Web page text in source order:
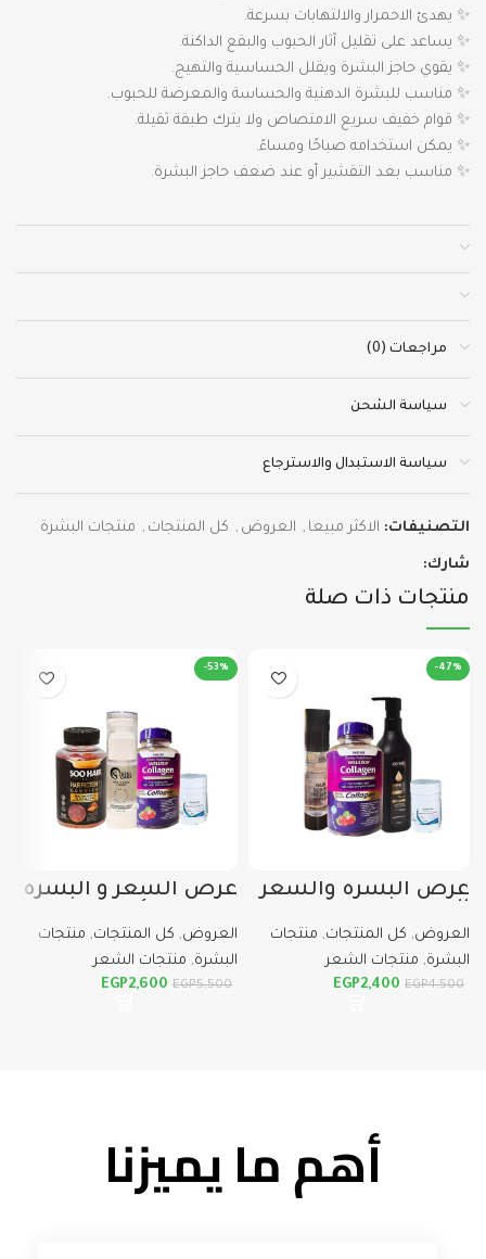
✨ يهدئ الاحمرار والالتهابات بسرعة.
✨ يساعد على تقليل آثار الحبوب والبقع الداكنة.
✨ يقوي حاجز البشرة ويقلل الحساسية والتهيج.
✨ مناسب للبشرة الدهنية والحساسة والمعرضة للحبوب.
✨ قوام خفيف سريع الامتصاص ولا يترك طبقة ثقيلة.
✨ يمكن استخدامه صباحًا ومساءً.
✨ مناسب بعد التقشير أو عند ضعف حاجز البشرة.
مراجعات (0)
سياسة الشحن
سياسة الاستبدال والاسترجاع
التصنيفات: الاكثر مبيعا , العروض , كل المنتجات , منتجات البشرة
شارك:
منتجات ذات صلة
-47%
عرض البشره والشعر
العروض, كل المنتجات, منتجات
البشرة, منتجات الشعر
EGP4,500
EGP2,400
-53%
عرض الشعر و البشره
العروض, كل المنتجات, منتجات
البشرة, منتجات الشعر
EGP5,500
EGP2,600
أهم ما يميزنا